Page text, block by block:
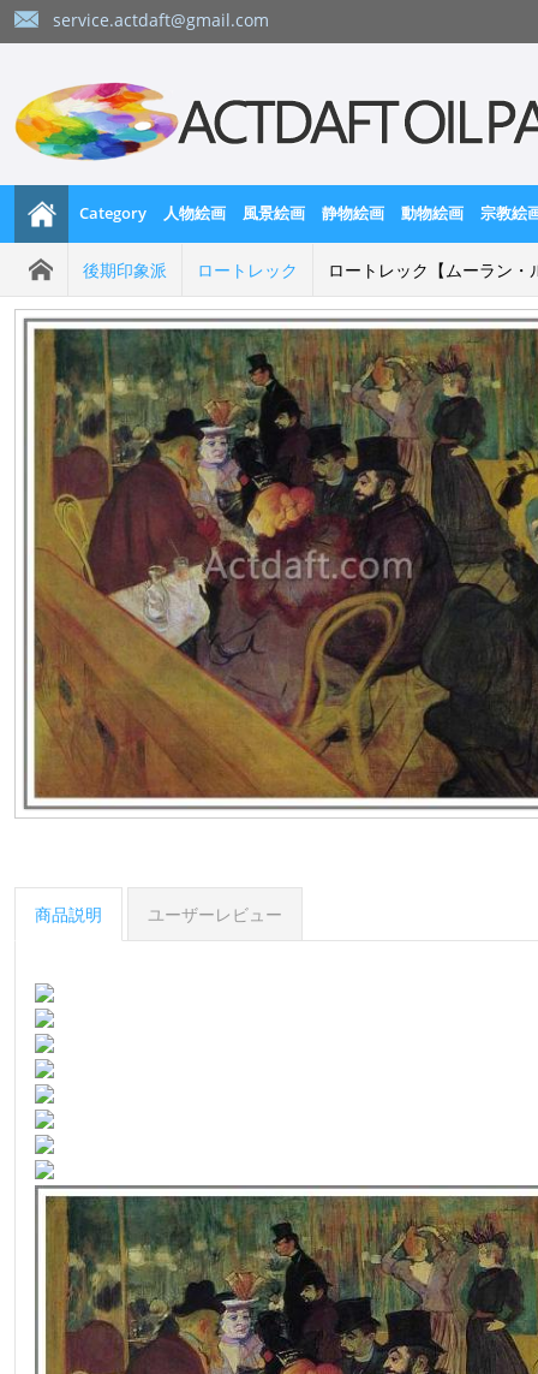
service.actdaft@gmail.com
Category 人物絵画 風景絵画 静物絵画 動物絵画 宗教絵
後期印象派 ロートレック ロートレック【ムーラン・
商品説明 ユーザーレビュー